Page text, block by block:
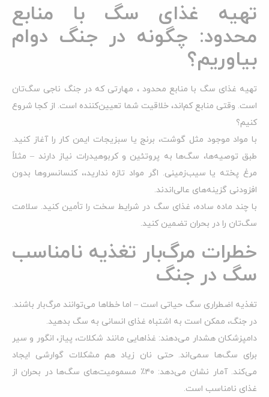
تهیه غذای سگ با منابع
محدود: چگونه در جنگ دوام
بیاوریم؟
تهیه غذای سگ با منابع محدود ، مهارتی که در جنگ ناجی سگ‌تان
است. وقتی منابع کم‌اند، خلاقیت شما تعیین‌کننده است. از کجا شروع
کنیم؟
با مواد موجود مثل گوشت، برنج یا سبزیجات ایمن کار را آغاز کنید.
طبق توصیه‌ها، سگ‌ها به پروتئین و کربوهیدرات نیاز دارند – مثلاً
مرغ پخته یا سیب‌زمینی. اگر مواد تازه ندارید،، کنسانسرو‌ها بدون
افزودنی گزینه‌های عالی‌اندند.
با چند ماده ساده، غذای سگ در شرایط سخت را تأمین کنید. سلامت
سگ‌تان را در بحران تضمین کنید.
خطرات مرگ‌بار تغذیه نامناسب
سگ در جنگ
تغذیه اضطراری سگ حیاتی است – اما خطاها می‌توانند مرگ‌بار باشند.
در جنگ، ممکن است به اشتباه غذای انسانی به سگ بدهید.
دامپزشکان هشدار می‌دهند: غذاهایی مانند شکلات، پیاز، انگور و سیر
برای سگ‌ها سمی‌اند. حتی نان زیاد هم مشکلات گوارشی ایجاد
می‌کند. آمار نشان می‌دهد: ۴۰٪ مسمومیت‌های سگ‌ها در بحران از
غذای نامناسب است.